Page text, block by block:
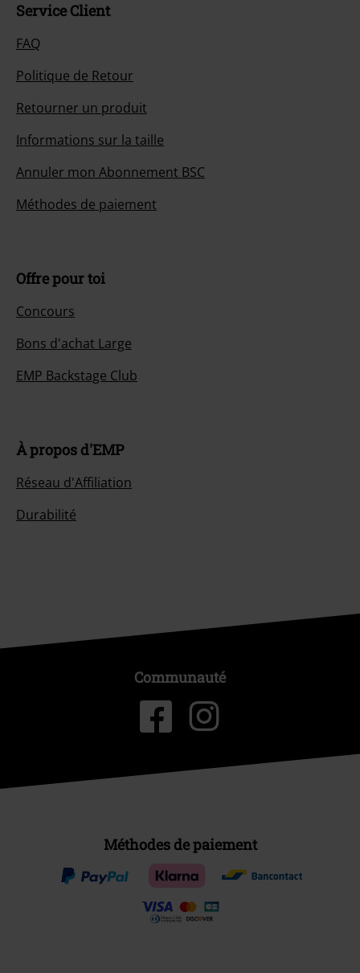
Service Client
FAQ
Politique de Retour
Retourner un produit
Informations sur la taille
Annuler mon Abonnement BSC
Méthodes de paiement
Offre pour toi
Concours
Bons d'achat Large
EMP Backstage Club
À propos d'EMP
Réseau d'Affiliation
Durabilité
Communauté
Méthodes de paiement